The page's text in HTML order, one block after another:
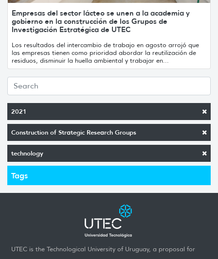
2021
Construction of Strategic Research Groups
technology
Tags
Empresas del sector lácteo se unen a la academia y
gobierno en la construcción de los Grupos de
Investigación Estratégica de UTEC
Los resultados del intercambio de trabajo en agosto arrojó que
las empresas tienen como prioridad abordar la reutilización de
residuos, disminuir la huella ambiental y trabajar en...
UTEC is the Technological University of Uruguay, a proposal for